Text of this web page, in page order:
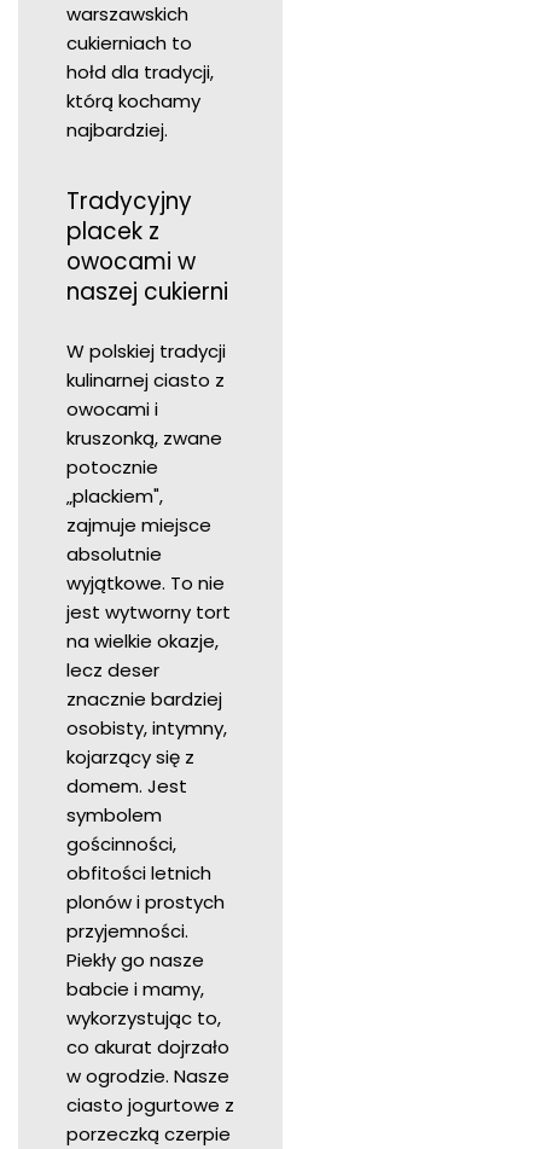
warszawskich
cukierniach to
hołd dla tradycji,
którą kochamy
najbardziej.
Tradycyjny
placek z
owocami w
naszej cukierni
W polskiej tradycji
kulinarnej ciasto z
owocami i
kruszonką, zwane
potocznie
„plackiem",
zajmuje miejsce
absolutnie
wyjątkowe. To nie
jest wytworny tort
na wielkie okazje,
lecz deser
znacznie bardziej
osobisty, intymny,
kojarzący się z
domem. Jest
symbolem
gościnności,
obfitości letnich
plonów i prostych
przyjemności.
Piekły go nasze
babcie i mamy,
wykorzystując to,
co akurat dojrzało
w ogrodzie. Nasze
ciasto jogurtowe z
porzeczką czerpie